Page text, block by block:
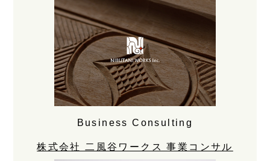
Business Consulting
株式会社 二風谷ワークス 事業コンサル